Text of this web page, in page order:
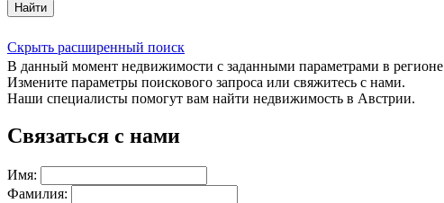
Найти
Скрыть расширенный поиск
В данный момент недвижимости с заданными параметрами в регионе
Измените параметры поискового запроса или свяжитесь с нами.
Наши специалисты помогут вам найти недвижимость в Австрии.
Связаться с нами
Имя:
Фамилия: